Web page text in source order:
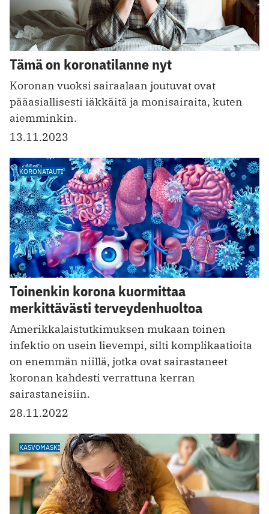
Tämä on koronatilanne nyt
Koronan vuoksi sairaalaan joutuvat ovat
pääasiallisesti iäkkäitä ja monisairaita, kuten
aiemminkin.
13.11.2023
KORONATAUTI
Toinenkin korona kuormittaa
merkittävästi terveydenhuoltoa
Amerikkalaistutkimuksen mukaan toinen
infektio on usein lievempi, silti komplikaatioita
on enemmän niillä, jotka ovat sairastaneet
koronan kahdesti verrattuna kerran
sairastaneisiin.
28.11.2022
KASVOMASKI